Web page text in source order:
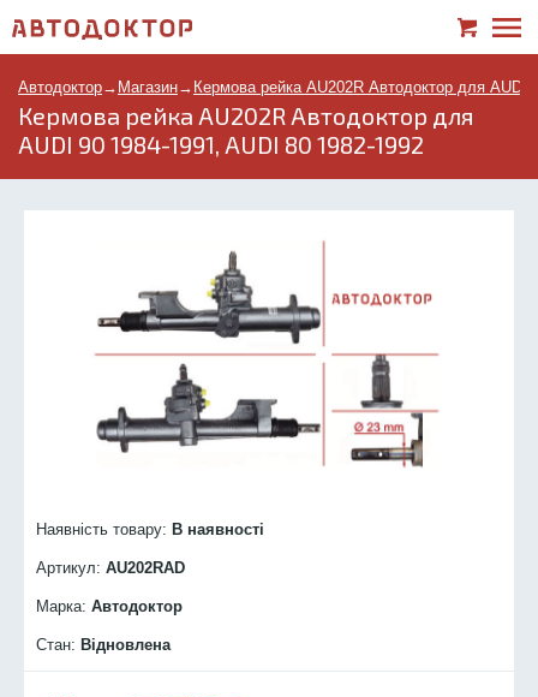
Автодоктор→ Магазин→ Кермова рейка AU202R Автодоктор для AUDI
Кермова рейка AU202R Автодоктор для
AUDI 90 1984-1991, AUDI 80 1982-1992
Наявність товару: В наявності
Артикул: AU202RAD
Марка: Автодоктор
Стан: Відновлена